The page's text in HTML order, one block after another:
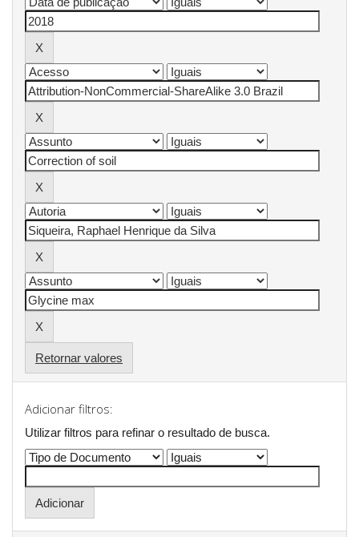
Retornar valores
Adicionar filtros:
Utilizar filtros para refinar o resultado de busca.